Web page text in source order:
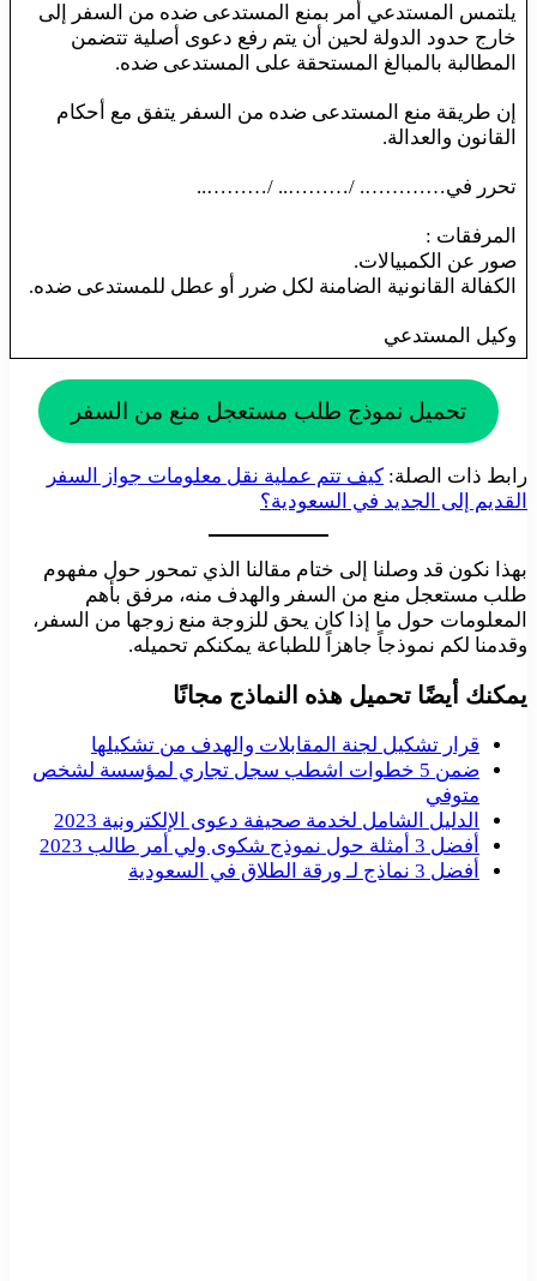
يلتمس المستدعي أمر بمنع المستدعى ضده من السفر إلى
خارج حدود الدولة لحين أن يتم رفع دعوى أصلية تتضمن
المطالبة بالمبالغ المستحقة على المستدعى ضده.
إن طريقة منع المستدعى ضده من السفر يتفق مع أحكام
القانون والعدالة.
تحرر في…………. /……….. /………..
المرفقات :
صور عن الكمبيالات.
الكفالة القانونية الضامنة لكل ضرر أو عطل للمستدعى ضده.
وكيل المستدعي
تحميل نموذج طلب مستعجل منع من السفر
رابط ذات الصلة: كيف تتم عملية نقل معلومات جواز السفر
القديم إلى الجديد في السعودية؟
بهذا نكون قد وصلنا إلى ختام مقالنا الذي تمحور حول مفهوم
طلب مستعجل منع من السفر والهدف منه، مرفق بأهم
المعلومات حول ما إذا كان يحق للزوجة منع زوجها من السفر،
وقدمنا لكم نموذجاً جاهزاً للطباعة يمكنكم تحميله.
يمكنك أيضًا تحميل هذه النماذج مجانًا
قرار تشكيل لجنة المقابلات والهدف من تشكيلها
ضمن 5 خطوات اشطب سجل تجاري لمؤسسة لشخص
متوفي
الدليل الشامل لخدمة صحيفة دعوى الإلكترونية 2023
أفضل 3 أمثلة حول نموذج شكوى ولي أمر طالب 2023
أفضل 3 نماذج لـ ورقة الطلاق في السعودية